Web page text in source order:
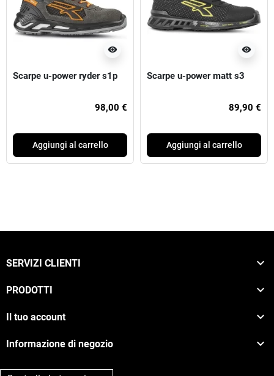
visibility
Scarpe u-power ryder s1p
98,00 €
Aggiungi al carrello
visibility
Scarpe u-power matt s3
89,90 €
Aggiungi al carrello
SERVIZI CLIENTI 
PRODOTTI 
Il tuo account 
Informazione di negozio 